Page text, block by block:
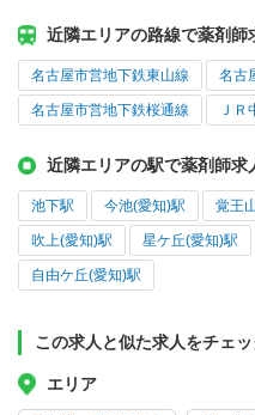
近隣エリアの路線で薬剤師
名古屋市営地下鉄東山線 名古
名古屋市営地下鉄桜通線 ＪＲ
近隣エリアの駅で薬剤師求
池下駅 今池(愛知)駅 覚王
吹上(愛知)駅 星ケ丘(愛知)駅
自由ケ丘(愛知)駅
この求人と似た求人をチェッ
エリア